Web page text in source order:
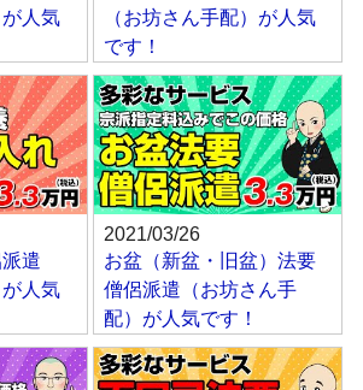
が人気
（お坊さん手配）が人気
です！
遣
が人気
2021/03/26
お盆（新盆・旧盆）法要
僧侶派遣（お坊さん手
配）が人気です！